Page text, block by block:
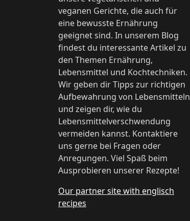
veganen Gerichte, die auch für
eine bewusste Ernährung
geeignet sind. In unserem Blog
findest du interessante Artikel zu
den Themen Ernährung,
Lebensmittel und Kochtechniken.
Wir geben dir Tipps zur richtigen
Aufbewahrung von Lebensmitteln
und zeigen dir, wie du
Lebensmittelverschwendung
vermeiden kannst. Kontaktiere
uns gerne bei Fragen oder
Anregungen. Viel Spaß beim
Ausprobieren unserer Rezepte!
Our partner site with englisch
recipes